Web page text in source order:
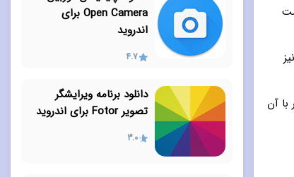
آن
Open Camera برای
اندروید
4.7
دانلود برنامه ویرایشگر
تصویر Fotor برای اندروید
3.0